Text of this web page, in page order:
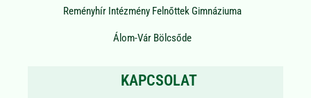
Reményhír Intézmény Felnőttek Gimnáziuma
Álom-Vár Bölcsőde
KAPCSOLAT